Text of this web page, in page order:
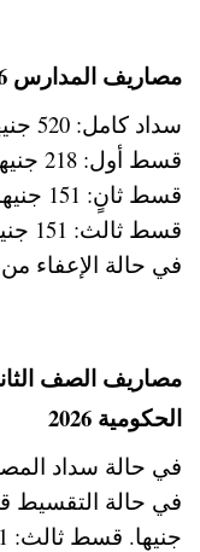
مصاريف المدارس 2026 الصف الأول الثانوي
سداد كامل: 520 جنيها.
قسط أول: 218 جنيها.
قسط ثانٍ: 151 جنيها.
قسط ثالث: 151 جنيها.
في حالة الإعفاء من
مصاريف الصف
الحكومية 2026
في حالة سداد المصاريف
جنيها. قسط ثالث: 151 جنيها.